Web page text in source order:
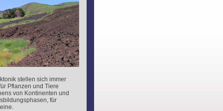
stellen sich immer
Pflanzen und Tiere
von Kontinenten und
für